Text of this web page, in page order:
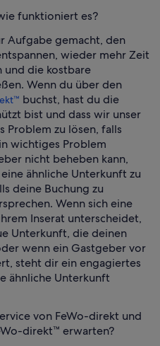
funktioniert es?
Aufgabe gemacht, den
wieder mehr Zeit
und die kostbare
Wenn du über den
buchst, hast du die
bist und dass wir unser
Problem zu lösen, falls
wichtiges Problem
nicht beheben kann,
ähnliche Unterkunft zu
deine Buchung zu
Wenn sich eine
Inserat unterscheidet,
Unterkunft, die deinen
wenn ein Gastgeber vor
steht dir ein engagiertes
ähnliche Unterkunft
von FeWo-direkt und
direkt™ erwarten?